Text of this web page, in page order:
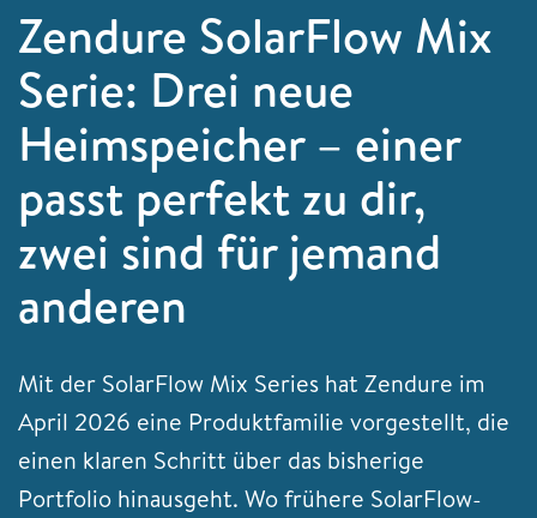
Zendure SolarFlow Mix
Serie: Drei neue
Heimspeicher – einer
passt perfekt zu dir,
zwei sind für jemand
anderen
Mit der SolarFlow Mix Series hat Zendure im
April 2026 eine Produktfamilie vorgestellt, die
einen klaren Schritt über das bisherige
Portfolio hinausgeht. Wo frühere SolarFlow-